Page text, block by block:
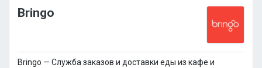
Bringo
Bringo — Cлужба заказов и доставки еды из кафе и